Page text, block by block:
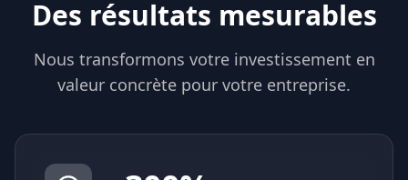
Des résultats mesurables
Nous transformons votre investissement en
valeur concrète pour votre entreprise.